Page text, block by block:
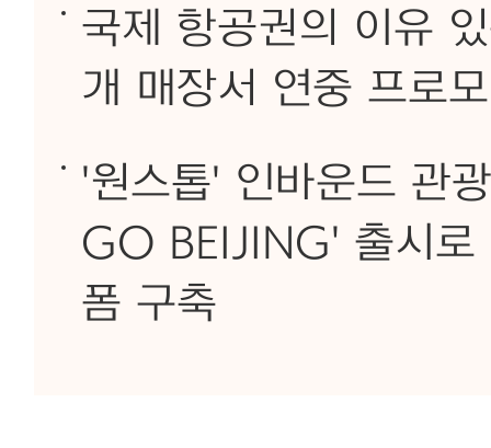
국제 항공권의 이유
개 매장서 연중 프로
'원스톱' 인바운드 관
GO BEIJING' 출시로
폼 구축